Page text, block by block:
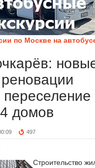
по Москве на
переселение
домов
497
Строительство